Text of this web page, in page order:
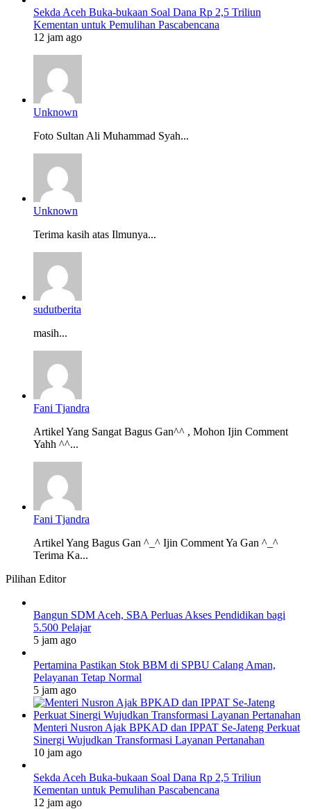
Sekda Aceh Buka-bukaan Soal Dana Rp 2,5 Triliun
Kementan untuk Pemulihan Pascabencana
12 jam ago
Unknown
Foto Sultan Ali Muhammad Syah...
Unknown
Terima kasih atas Ilmunya...
sudutberita
masih...
Fani Tjandra
Artikel Yang Sangat Bagus Gan^^ , Mohon Ijin Comment
Yahh ^^...
Fani Tjandra
Artikel Yang Bagus Gan ^_^ Ijin Comment Ya Gan ^_^
Terima Ka...
Pilihan Editor
Bangun SDM Aceh, SBA Perluas Akses Pendidikan bagi
5.500 Pelajar
5 jam ago
Pertamina Pastikan Stok BBM di SPBU Calang Aman,
Pelayanan Tetap Normal
5 jam ago
Menteri Nusron Ajak BPKAD dan IPPAT Se-Jateng Perkuat
Sinergi Wujudkan Transformasi Layanan Pertanahan
10 jam ago
Sekda Aceh Buka-bukaan Soal Dana Rp 2,5 Triliun
Kementan untuk Pemulihan Pascabencana
12 jam ago